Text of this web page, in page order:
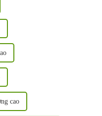
cao